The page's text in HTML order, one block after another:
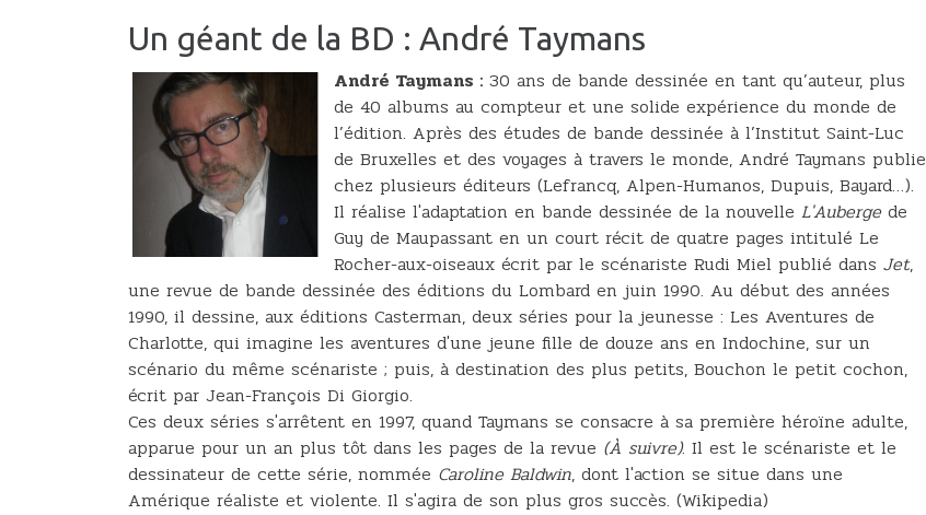
Un géant de la BD : André Taymans
André Taymans : 30 ans de bande dessinée en tant qu’auteur, plus
de 40 albums au compteur et une solide expérience du monde de
l’édition. Après des études de bande dessinée à l’Institut Saint-Luc
de Bruxelles et des voyages à travers le monde, André Taymans publie
chez plusieurs éditeurs (Lefrancq, Alpen-Humanos, Dupuis, Bayard…).
Il réalise l'adaptation en bande dessinée de la nouvelle L'Aubergede
Guy de Maupassant en un court récit de quatre pages intitulé Le
Rocher-aux-oiseaux écrit par le scénariste Rudi Miel publié dans Jet,
une revue de bande dessinée des éditions du Lombard en juin 1990. Au début des années
1990, il dessine, aux éditions Casterman, deux séries pour la jeunesse : Les Aventures de
Charlotte, qui imagine les aventures d'une jeune fille de douze ans en Indochine, sur un
scénario du même scénariste ; puis, à destination des plus petits, Bouchon le petit cochon,
écrit par Jean-François Di Giorgio.
Ces deux séries s'arrêtent en 1997, quand Taymans se consacre à sa première héroïne adulte,
apparue pour un an plus tôt dans les pages de la revue (À suivre). Il est le scénariste et le
dessinateur de cette série, nommée Caroline Baldwin, dont l'action se situe dans une
Amérique réaliste et violente. Il s'agira de son plus gros succès. (Wikipedia)